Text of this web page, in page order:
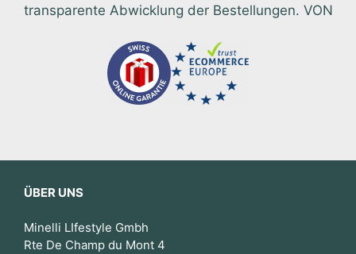
transparente Abwicklung der Bestellungen. VON
ÜBER UNS
Minelli LIfestyle Gmbh
Rte De Champ du Mont 4